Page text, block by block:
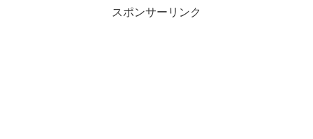
スポンサーリンク